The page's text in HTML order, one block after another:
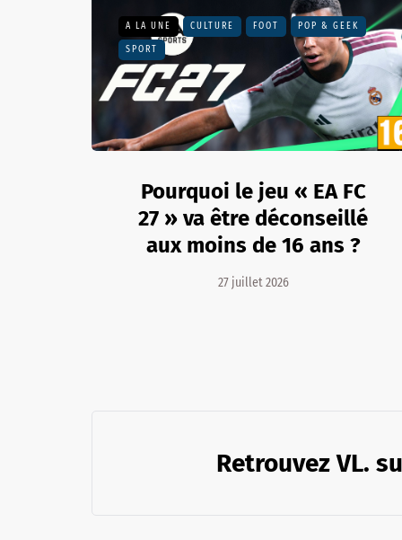
A LA UNE CULTURE FOOT POP & GEEK
SPORT
Pourquoi le jeu « EA FC
27 » va être déconseillé
aux moins de 16 ans ?
27 juillet 2026
Retrouvez VL.